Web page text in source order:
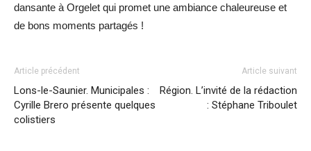
dansante à Orgelet qui promet une ambiance chaleureuse et
de bons moments partagés !
Article précédent
Lons-le-Saunier. Municipales :
Cyrille Brero présente quelques
colistiers
Article suivant
Région. L’invité de la rédaction
: Stéphane Triboulet